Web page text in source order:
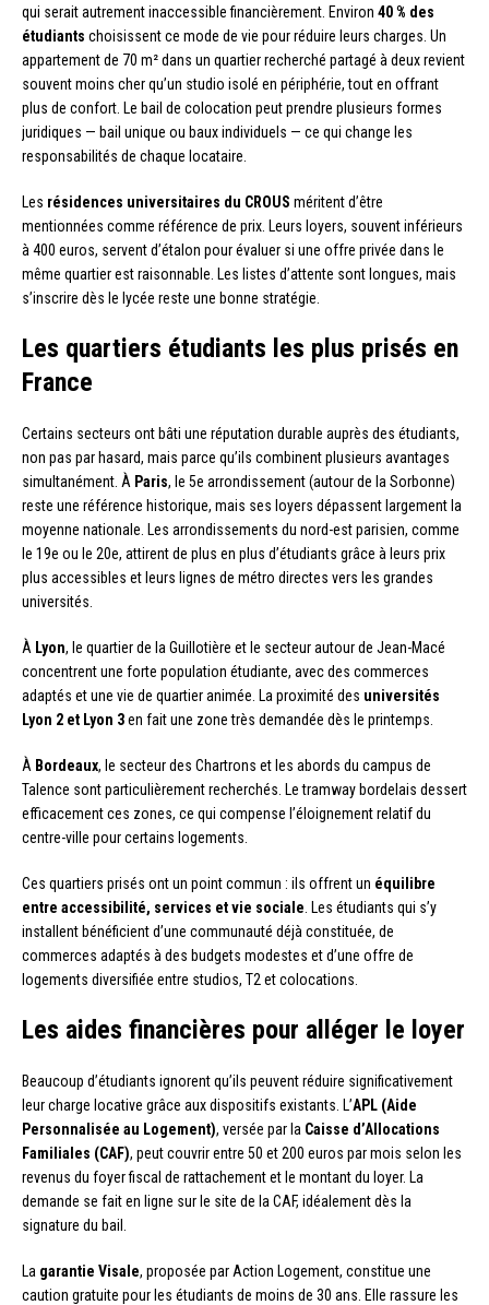
qui serait autrement inaccessible financièrement. Environ 40 % des
étudiants choisissent ce mode de vie pour réduire leurs charges. Un
appartement de 70 m² dans un quartier recherché partagé à deux revient
souvent moins cher qu’un studio isolé en périphérie, tout en offrant
plus de confort. Le bail de colocation peut prendre plusieurs formes
juridiques — bail unique ou baux individuels — ce qui change les
responsabilités de chaque locataire.
Les résidences universitaires du CROUS méritent d’être
mentionnées comme référence de prix. Leurs loyers, souvent inférieurs
à 400 euros, servent d’étalon pour évaluer si une offre privée dans le
même quartier est raisonnable. Les listes d’attente sont longues, mais
s’inscrire dès le lycée reste une bonne stratégie.
Les quartiers étudiants les plus prisés en
France
Certains secteurs ont bâti une réputation durable auprès des étudiants,
non pas par hasard, mais parce qu’ils combinent plusieurs avantages
simultanément. À Paris, le 5e arrondissement (autour de la Sorbonne)
reste une référence historique, mais ses loyers dépassent largement la
moyenne nationale. Les arrondissements du nord-est parisien, comme
le 19e ou le 20e, attirent de plus en plus d’étudiants grâce à leurs prix
plus accessibles et leurs lignes de métro directes vers les grandes
universités.
À Lyon, le quartier de la Guillotière et le secteur autour de Jean-Macé
concentrent une forte population étudiante, avec des commerces
adaptés et une vie de quartier animée. La proximité des universités
Lyon 2 et Lyon 3en fait une zone très demandée dès le printemps.
À Bordeaux, le secteur des Chartrons et les abords du campus de
Talence sont particulièrement recherchés. Le tramway bordelais dessert
efficacement ces zones, ce qui compense l’éloignement relatif du
centre-ville pour certains logements.
Ces quartiers prisés ont un point commun : ils offrent un équilibre
entre accessibilité, services et vie sociale . Les étudiants qui s’y
installent bénéficient d’une communauté déjà constituée, de
commerces adaptés à des budgets modestes et d’une offre de
logements diversifiée entre studios, T2 et colocations.
Les aides financières pour alléger le loyer
Beaucoup d’étudiants ignorent qu’ils peuvent réduire significativement
leur charge locative grâce aux dispositifs existants. L’APL (Aide
Personnalisée au Logement), versée par la Caisse d’Allocations
Familiales (CAF), peut couvrir entre 50 et 200 euros par mois selon les
revenus du foyer fiscal de rattachement et le montant du loyer. La
demande se fait en ligne sur le site de la CAF, idéalement dès la
signature du bail.
La garantie Visale, proposée par Action Logement, constitue une
caution gratuite pour les étudiants de moins de 30 ans. Elle rassure les